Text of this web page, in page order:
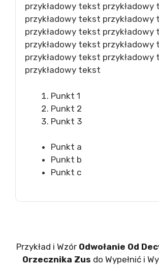
przykładowy tekst przykładowy
przykładowy tekst przykładowy
przykładowy tekst przykładowy
przykładowy tekst przykładowy
przykładowy tekst przykładowy
przykładowy tekst
Punkt 1
Punkt 2
Punkt 3
Punkt a
Punkt b
Punkt c
Przykład i Wzór Odwołanie Od
Orzecznika Zus do Wypełnić i